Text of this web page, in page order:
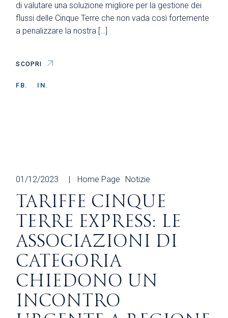
di valutare una soluzione migliore per la gestione dei
flussi delle Cinque Terre che non vada così fortemente
a penalizzare la nostra […]
SCOPRI
FB. IN.
01/12/2023 Home Page Notizie
TARIFFE CINQUE
TERRE EXPRESS: LE
ASSOCIAZIONI DI
CATEGORIA
CHIEDONO UN
INCONTRO